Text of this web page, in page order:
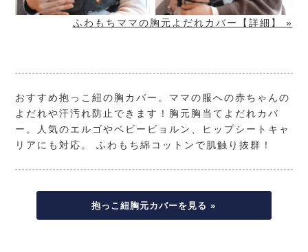
ふわもちママの胸元よだれカバー【詳細】 »
おすすめ抱っこ紐の胸カバー。ママの服への赤ちゃんの
よだれや汗汚れ防止できます！胸元胸当てよだれカバ
ー。人気のエルゴやベビービョルン、ヒップシートキャ
リアにも対応。 ふわもち綿コットンで肌触り抜群！
抱っこ紐胸元カバーを見る »